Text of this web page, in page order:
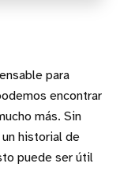
para
encontrar
más. Sin
historial de
puede ser útil